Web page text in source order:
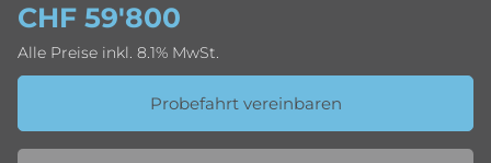
CHF 59'800
Alle Preise inkl. 8.1% MwSt.
Probefahrt vereinbaren